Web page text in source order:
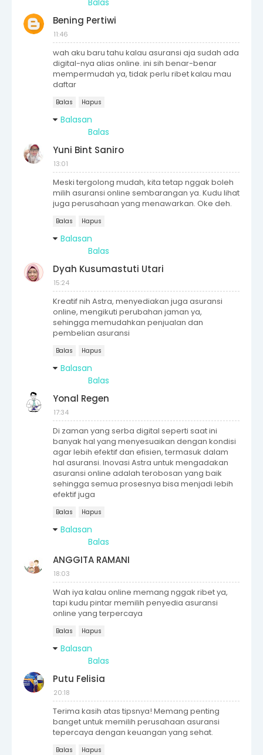
Bening Pertiwi
11:46
wah aku baru tahu kalau asuransi aja sudah ada
digital-nya alias online. ini sih benar-benar
mempermudah ya, tidak perlu ribet kalau mau
daftar
Balas Hapus
Balasan
Balas
Yuni Bint Saniro
13:01
Meski tergolong mudah, kita tetap nggak boleh
milih asuransi online sembarangan ya. Kudu lihat
juga perusahaan yang menawarkan. Oke deh.
Balas Hapus
Balasan
Balas
Dyah Kusumastuti Utari
15:24
Kreatif nih Astra, menyediakan juga asuransi
online, mengikuti perubahan jaman ya,
sehingga memudahkan penjualan dan
pembelian asuransi
Balas Hapus
Balasan
Balas
Yonal Regen
17:34
Di zaman yang serba digital seperti saat ini
banyak hal yang menyesuaikan dengan kondisi
agar lebih efektif dan efisien, termasuk dalam
hal asuransi. Inovasi Astra untuk mengadakan
asuransi online adalah terobosan yang baik
sehingga semua prosesnya bisa menjadi lebih
efektif juga
Balas Hapus
Balasan
Balas
ANGGITA RAMANI
18:03
Wah iya kalau online memang nggak ribet ya,
tapi kudu pintar memilih penyedia asuransi
online yang terpercaya
Balas Hapus
Balasan
Balas
Putu Felisia
20:18
Terima kasih atas tipsnya! Memang penting
banget untuk memilih perusahaan asuransi
tepercaya dengan keuangan yang sehat.
Balas Hapus